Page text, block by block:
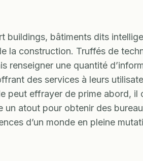
buildings, bâtiments dits
la construction. Truffés de
renseigner une quantité
des services à leurs
peut effrayer de prime abord, il
un atout pour obtenir des
d’un monde en pleine